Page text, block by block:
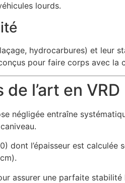
lourds.
hydrocarbures) et leur
pour faire corps avec la
l’art en VRD
négligée entraîne
l’épaisseur est calculée
assurer une parfaite stabilité